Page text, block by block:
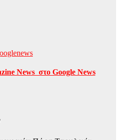
News στο Google News